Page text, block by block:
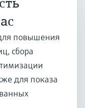
повышения
сбора
для показа